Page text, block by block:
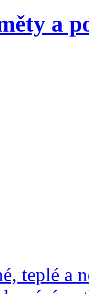
a
teplé a